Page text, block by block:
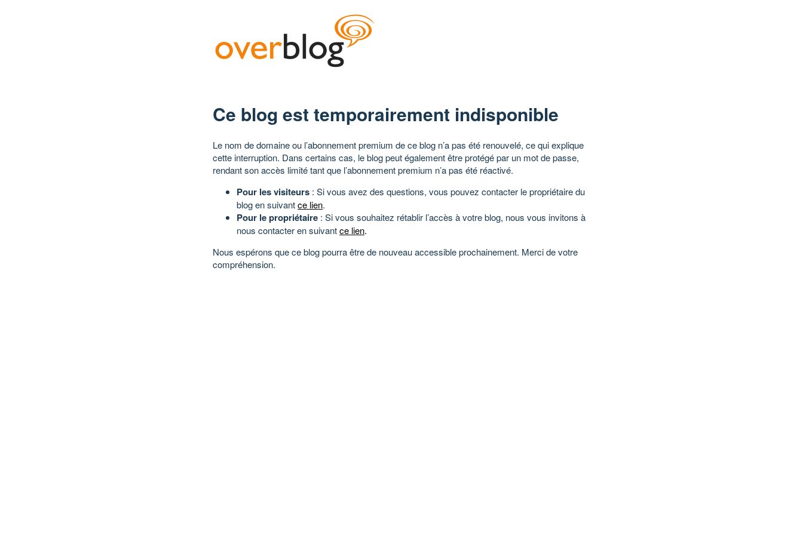
Ce blog est temporairement indisponible
Le nom de domaine ou l’abonnement premium de ce blog n’a pas été renouvelé, ce qui explique
cette interruption. Dans certains cas, le blog peut également être protégé par un mot de passe,
rendant son accès limité tant que l’abonnement premium n’a pas été réactivé.
Pour les visiteurs : Si vous avez des questions, vous pouvez contacter le propriétaire du
blog en suivantce lien.
Pour le propriétaire : Si vous souhaitez rétablir l’accès à votre blog, nous vous invitons à
nous contacter en suivantce lien.
Nous espérons que ce blog pourra être de nouveau accessible prochainement. Merci de votre
compréhension.